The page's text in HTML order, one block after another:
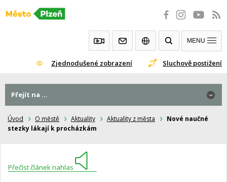
Přeskočit
Zjednodušené zobrazení Sluchově postižení
MENU
Úvod O městě Aktuality Aktuality z města
Nové naučné
stezky lákají k procházkám
Přečíst článek nahlas
Přejít na ...